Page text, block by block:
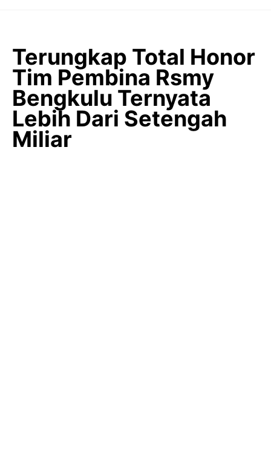
Terungkap Total Honor
Tim Pembina Rsmy
Bengkulu Ternyata
Lebih Dari Setengah
Miliar